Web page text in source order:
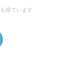
得ています